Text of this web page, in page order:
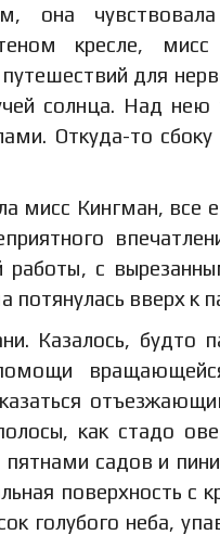
она
кресле,
для
солнца. Над нею
Откуда-то сбоку
мисс Кингман, все
работы, с
потянулась вверх
Казалось, будто
как стадо
садов и
поверхность с
голубого неба,